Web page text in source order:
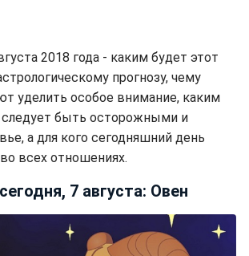
2018 года - каким будет этот
прогнозу, чему
уделить особое внимание, каким
следует быть осторожными и
а для кого сегодняшний день
всех отношениях.
7 августа: Овен